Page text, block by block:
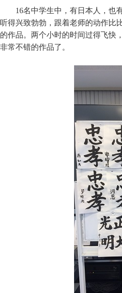
16名中学生中，有日本人，也
听得兴致勃勃，跟着老师的动作比
的作品。两个小时的时间过得飞快
非常不错的作品了。